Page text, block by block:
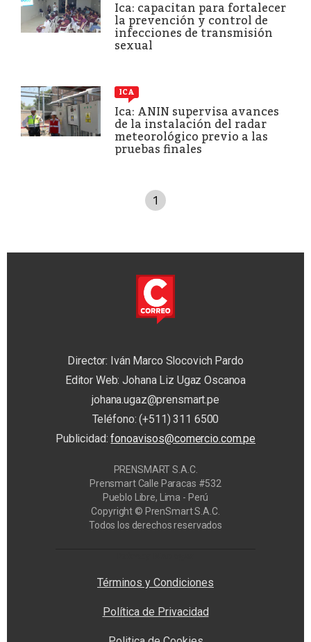
Ica: capacitan para fortalecer
la prevención y control de
infecciones de transmisión
sexual
ICA
Ica: ANIN supervisa avances
de la instalación del radar
meteorológico previo a las
pruebas finales
1
Director: Iván Marco Slocovich Pardo
Editor Web: Johana Liz Ugaz Oscanoa
johana.ugaz@prensmart.pe
Teléfono: (+511) 311 6500
Publicidad:fonoavisos@comercio.com.pe
PRENSMART S.A.C.
Prensmart Calle Paracas #532
Pueblo Libre, Lima - Perú
Copyright © PrenSmart S.A.C.
Todos los derechos reservados
Términos y Condiciones
Política de Privacidad